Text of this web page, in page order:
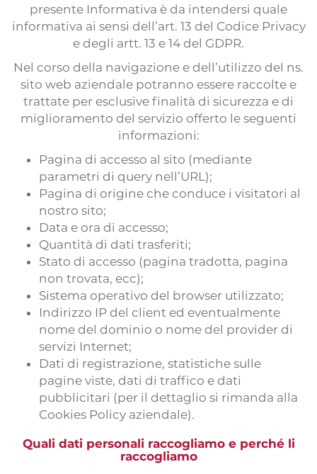
Formulario traductores
Pruebas de traducción
presente Informativa è da intendersi quale
informativa ai sensi dell’art. 13 del Codice Privacy
e degli artt. 13 e 14 del GDPR.
Nel corso della navigazione e dell’utilizzo del ns.
sito web aziendale potranno essere raccolte e
trattate per esclusive finalità di sicurezza e di
miglioramento del servizio offerto le seguenti
informazioni:
Pagina di accesso al sito (mediante
parametri di query nell’URL);
Pagina di origine che conduce i visitatori al
nostro sito;
Data e ora di accesso;
Quantità di dati trasferiti;
Stato di accesso (pagina tradotta, pagina
non trovata, ecc);
Sistema operativo del browser utilizzato;
Indirizzo IP del client ed eventualmente
nome del dominio o nome del provider di
servizi Internet;
Dati di registrazione, statistiche sulle
pagine viste, dati di traffico e dati
pubblicitari (per il dettaglio si rimanda alla
Cookies Policy aziendale).
Quali dati personali raccogliamo e perché li
raccogliamo